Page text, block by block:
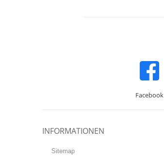
Facebook
INFORMATIONEN
Sitemap